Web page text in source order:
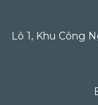
Lô 1, Khu Công